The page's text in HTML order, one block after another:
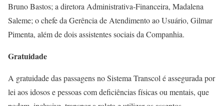
Bruno Bastos; a diretora Administrativa-Financeira, Madalena
Saleme; o chefe da Gerência de Atendimento ao Usuário, Gilmar
Pimenta, além de dois assistentes sociais da Companhia.
Gratuidade
A gratuidade das passagens no Sistema Transcol é assegurada por
lei aos idosos e pessoas com deficiências físicas ou mentais, que